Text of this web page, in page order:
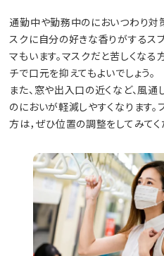
通勤中や勤務中のにおいつわり対
スクに自分の好きな香りがするス
マもいます。マスクだと苦しくなる
チで口元を抑えてもよいでしょう。
また、窓や出入口の近くなど、風通
のにおいが軽減しやすくなります。
方は，ぜひ位置の調整をしてみてく